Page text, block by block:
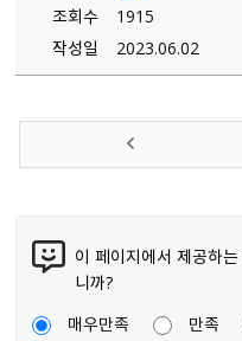
조회수
1915
작성일
2023.06.02
이 페이지에서 제공하
니까?
매우만족
만족